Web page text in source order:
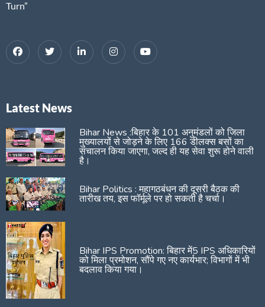
Turn”
Latest News
Bihar News :बिहार के 101 अनुमंडलों को जिला
मुख्यालयों से जोड़ने के लिए 166 डीलक्स बसों का
संचालन किया जाएगा, जल्द ही यह सेवा शुरू होने वाली
है।
Bihar Politics : महागठबंधन की दूसरी बैठक की
तारीख तय, इस फॉर्मूले पर हो सकती है चर्चा।
Bihar IPS Promotion: बिहार में5 IPS अधिकारियों
को मिला प्रमोशन, सौंपे गए नए कार्यभार; विभागों में भी
बदलाव किया गया।